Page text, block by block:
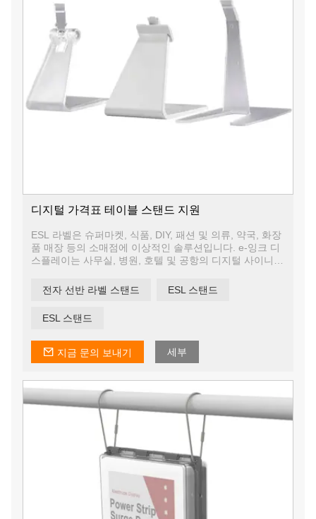
디지털 가격표 테이블 스탠드 지원
ESL 라벨은 슈퍼마켓, 식품, DIY, 패션 및 의류, 약국, 화장
품 매장 등의 소매점에 이상적인 솔루션입니다. e-잉크 디
스플레이는 사무실, 병원, 호텔 및 공항의 디지털 사이니지
판.전자 선반 라벨 스탠드 ESL 스탠드
ESL 스탠드
지금 문의 보내기 세부